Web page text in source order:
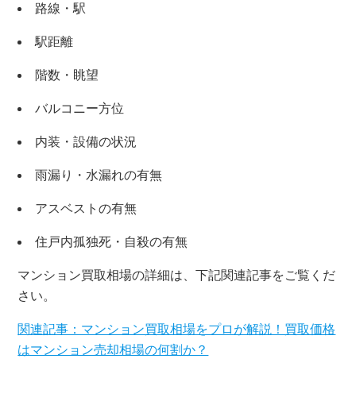
路線・駅
駅距離
階数・眺望
バルコニー方位
内装・設備の状況
雨漏り・水漏れの有無
アスベストの有無
住戸内孤独死・自殺の有無
マンション買取相場の詳細は、下記関連記事をご覧くだ
さい。
関連記事：マンション買取相場をプロが解説！買取価格
はマンション売却相場の何割か？